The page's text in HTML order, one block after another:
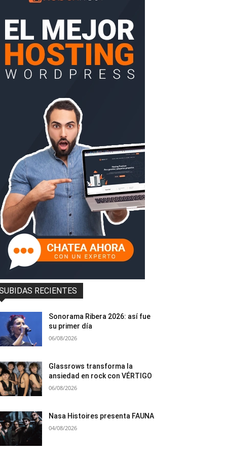
RECIENTES
Sonorama Ribera 2026: así fue
su primer día
06/08/2026
Glassrows transforma la
ansiedad en rock con VÉRTIGO
06/08/2026
Nasa Histoires presenta FAUNA
04/08/2026